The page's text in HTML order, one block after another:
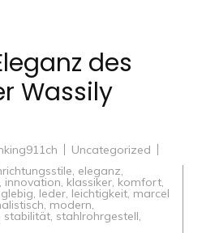
des
Wassily
Uncategorized
, eleganz,
, innovation, klassiker, komfort,
, leder, leichtigkeit, marcel
, modern,
stabilität, stahlrohrgestell,